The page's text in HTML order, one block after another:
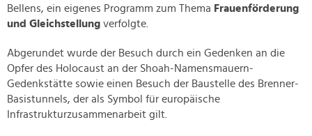
Bellens, ein eigenes Programm zum Thema Frauenförderung
und Gleichstellung verfolgte.
Abgerundet wurde der Besuch durch ein Gedenken an die
Opfer des Holocaust an der Shoah-Namensmauern-
Gedenkstätte sowie einen Besuch der Baustelle des Brenner-
Basistunnels, der als Symbol für europäische
Infrastrukturzusammenarbeit gilt.